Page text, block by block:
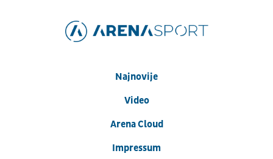
Najnovije
Video
Arena Cloud
Impressum